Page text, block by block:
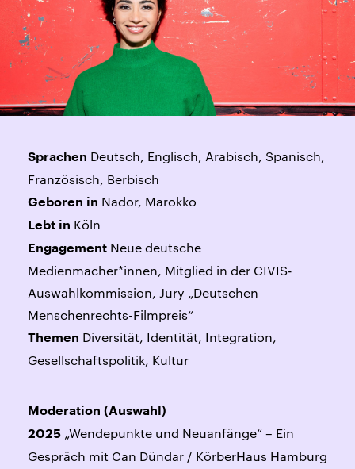
Sprachen Deutsch, Englisch, Arabisch, Spanisch,
Französisch, Berbisch
Geboren in Nador, Marokko
Lebt in Köln
Engagement Neue deutsche
Medienmacher*innen, Mitglied in der CIVIS-
Auswahlkommission, Jury „Deutschen
Menschenrechts-Filmpreis“
Themen Diversität, Identität, Integration,
Gesellschaftspolitik, Kultur
Moderation (Auswahl)
2025 „Wendepunkte und Neuanfänge“ – Ein
Gespräch mit Can Dündar / KörberHaus Hamburg